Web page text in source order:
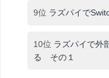
9位 ラズパイで
10位 ラズパイで外
る その１